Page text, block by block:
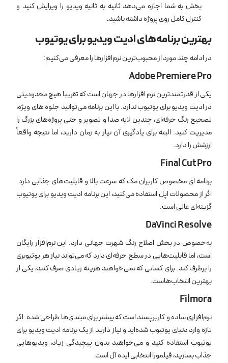
بخش به شما اجازه می‌دهد ثانیه‌ به ‌ثانیه ویدیو را ویرایش کنید و
کنترل کامل روی پروژه داشته باشید.
بهترین برنامه‌های ادیت ویدیو برای یوتیوب
در ادامه چند مورد از محبوب‌ترین نرم‌افزارها را معرفی می‌کنیم:
Adobe Premiere Pro
یکی از قدرتمندترین نرم ‌افزارها در جهان است که تقریبا هیچ محدودیتی
در ادیت ویدیو برای یوتیوب ندارد. با این برنامه می‌توانید جلوه‌ های ویژه،
تصحیح رنگ حرفه‌ای، چندین لایه صدا و تصویر و حتی پروژه‌های بزرگ را
مدیریت کنید. البته برای یادگیری آن نیاز به زمان دارید، اما نتیجه واقعاً
ارزشش را دارد.
Final Cut Pro
برنامه ‌ای مخصوص کاربران مک که سرعت بالا و قابلیت‌های جذابی دارد.
اگر از محصولات اپل استفاده می‌کنید، این برنامه ادیت ویدیو برای یوتیوب
گزینه‌ای عالی است.
DaVinci Resolve
به‌خصوص در بخش اصلاح رنگ شهرت جهانی دارد. این نرم‌افزار رایگان
است، اما قابلیت‌هایی در سطح حرفه‌ای دارد که می‌تواند نیاز هر یوتیوبری
را برطرف کند. برای کسانی که نمی‌خواهند هزینه زیادی صرف کنند، یکی از
بهترین انتخاب‌هاست.
Filmora
نرم‌افزاری ساده و کاربرپسند است که بیشتر برای مبتدی‌ها طراحی شده. اگر
تازه وارد دنیای یوتیوب شده‌اید و نیاز دارید از یک برنامه ادیت ویدیو برای
یوتیوب استفاده کنید و می‌خواهید بدون پیچیدگی زیاد، ویدیوهایی
جذاب بسازید، فیلمورا انتخابی ایده ‌آل است.